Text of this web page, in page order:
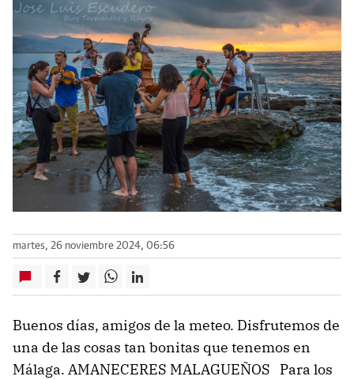
martes, 26 noviembre 2024, 06:56
Buenos días, amigos de la meteo. Disfrutemos de
una de las cosas tan bonitas que tenemos en
Málaga. AMANECERES MALAGUEÑOS Para los